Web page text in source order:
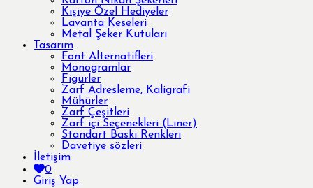
Kişiye Özel Hediyeler
Lavanta Keseleri
Metal Şeker Kutuları
Tasarım
Font Alternatifleri
Monogramlar
Figürler
Zarf Adresleme, Kaligrafi
Mühürler
Zarf Çeşitleri
Zarf içi Seçenekleri (Liner)
Standart Baskı Renkleri
Davetiye sözleri
İletişim
0
Giriş Yap